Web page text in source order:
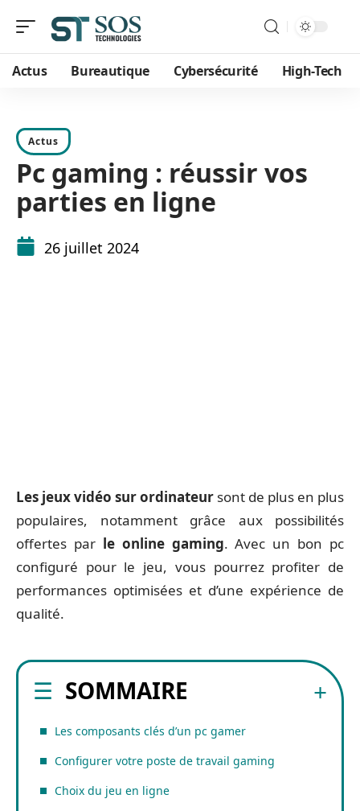
Actus Bureautique Cybersécurité High-Tech
Actus
Pc gaming : réussir vos
parties en ligne
26 juillet 2024
Les jeux vidéo sur ordinateur sont de plus en plus
populaires, notamment grâce aux possibilités
offertes par le online gaming. Avec un bon pc
configuré pour le jeu, vous pourrez profiter de
performances optimisées et d’une expérience de
qualité.
SOMMAIRE
Les composants clés d’un pc gamer
Configurer votre poste de travail gaming
Choix du jeu en ligne